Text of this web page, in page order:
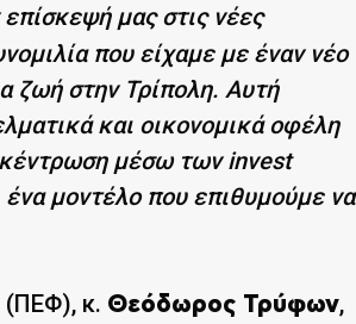
μας στις νέες
που είχαμε με έναν νέο
ζωή στην Τρίπολη. Αυτή
και οικονομικά οφέλη
μέσω των invest
μοντέλο που επιθυμούμε να
(ΠΕΦ), κ. Θεόδωρος Τρύφων,